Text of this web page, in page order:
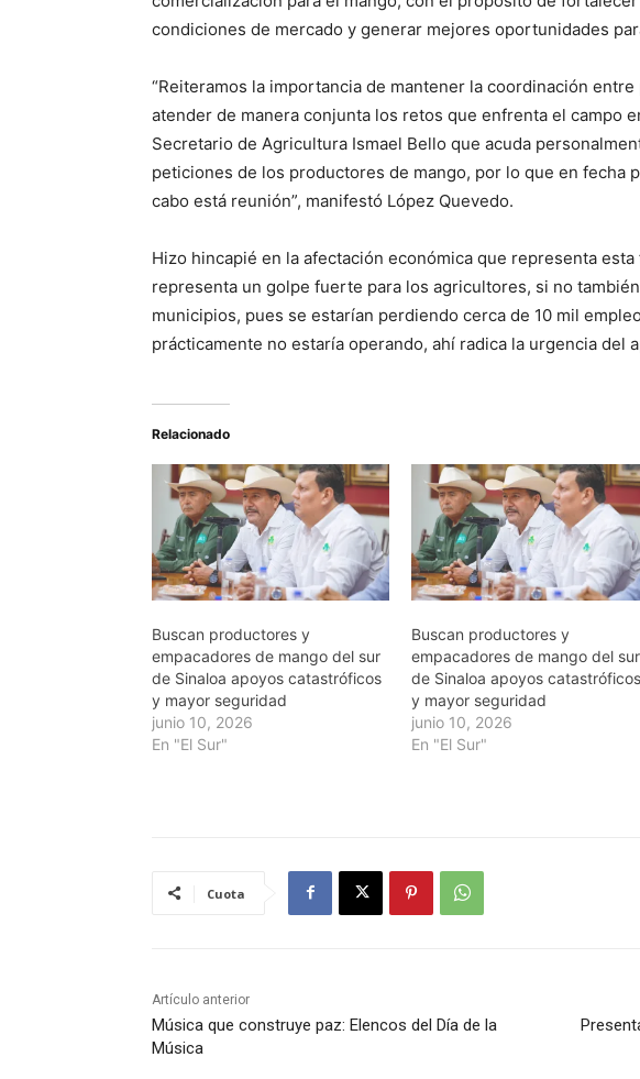
condiciones de mercado y generar mejores oportunidades
“Reiteramos la importancia de mantener la coordinación
atender de manera conjunta los retos que enfrenta el campo
Secretario de Agricultura Ismael Bello que acuda
peticiones de los productores de mango, por lo que en fecha
cabo está reunión”, manifestó López Quevedo.
Hizo hincapié en la afectación económica que representa
representa un golpe fuerte para los agricultores, si no
municipios, pues se estarían perdiendo cerca de 10 mil
prácticamente no estaría operando, ahí radica la urgencia del
Relacionado
Buscan productores y
empacadores de mango del sur
de Sinaloa apoyos catastróficos
y mayor seguridad
junio 10, 2026
En "El Sur"
Buscan productores y
empacadores de mango del sur
de Sinaloa apoyos catastróficos
y mayor seguridad
junio 10, 2026
En "El Sur"
Cuota
Artículo anterior
Música que construye paz: Elencos del Día de la
Música